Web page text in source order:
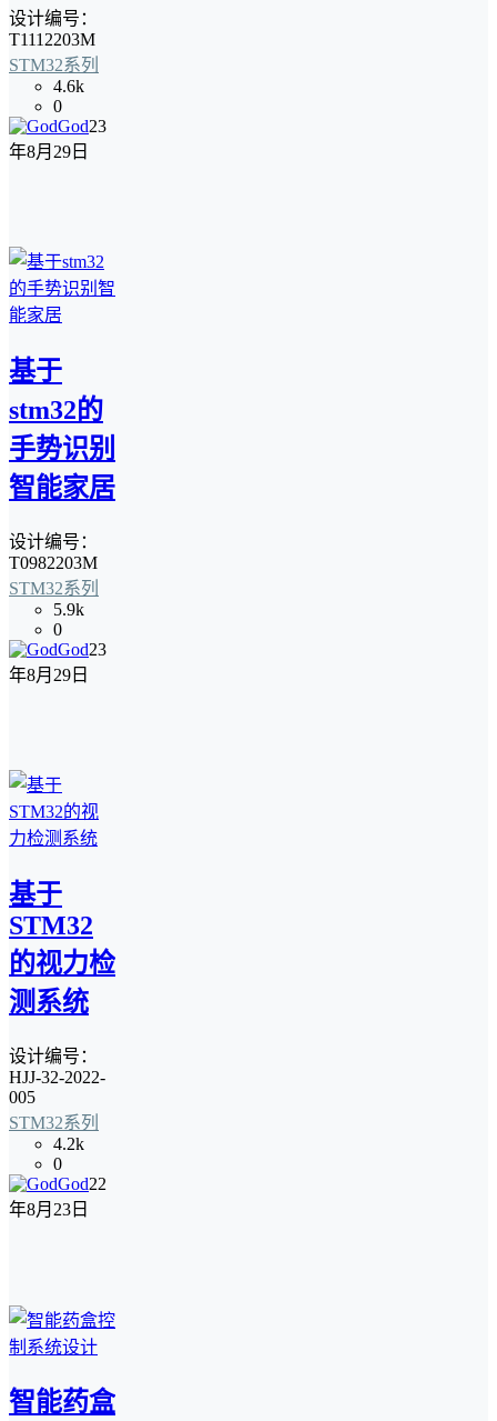
设计编号：
T1112203M
STM32系列
4.6k
0
God23
年8月29日
基于
stm32的
手势识别
智能家居
设计编号：
T0982203M
STM32系列
5.9k
0
God23
年8月29日
基于
STM32
的视力检
测系统
设计编号：
HJJ-32-2022-
005
STM32系列
4.2k
0
God22
年8月23日
智能药盒